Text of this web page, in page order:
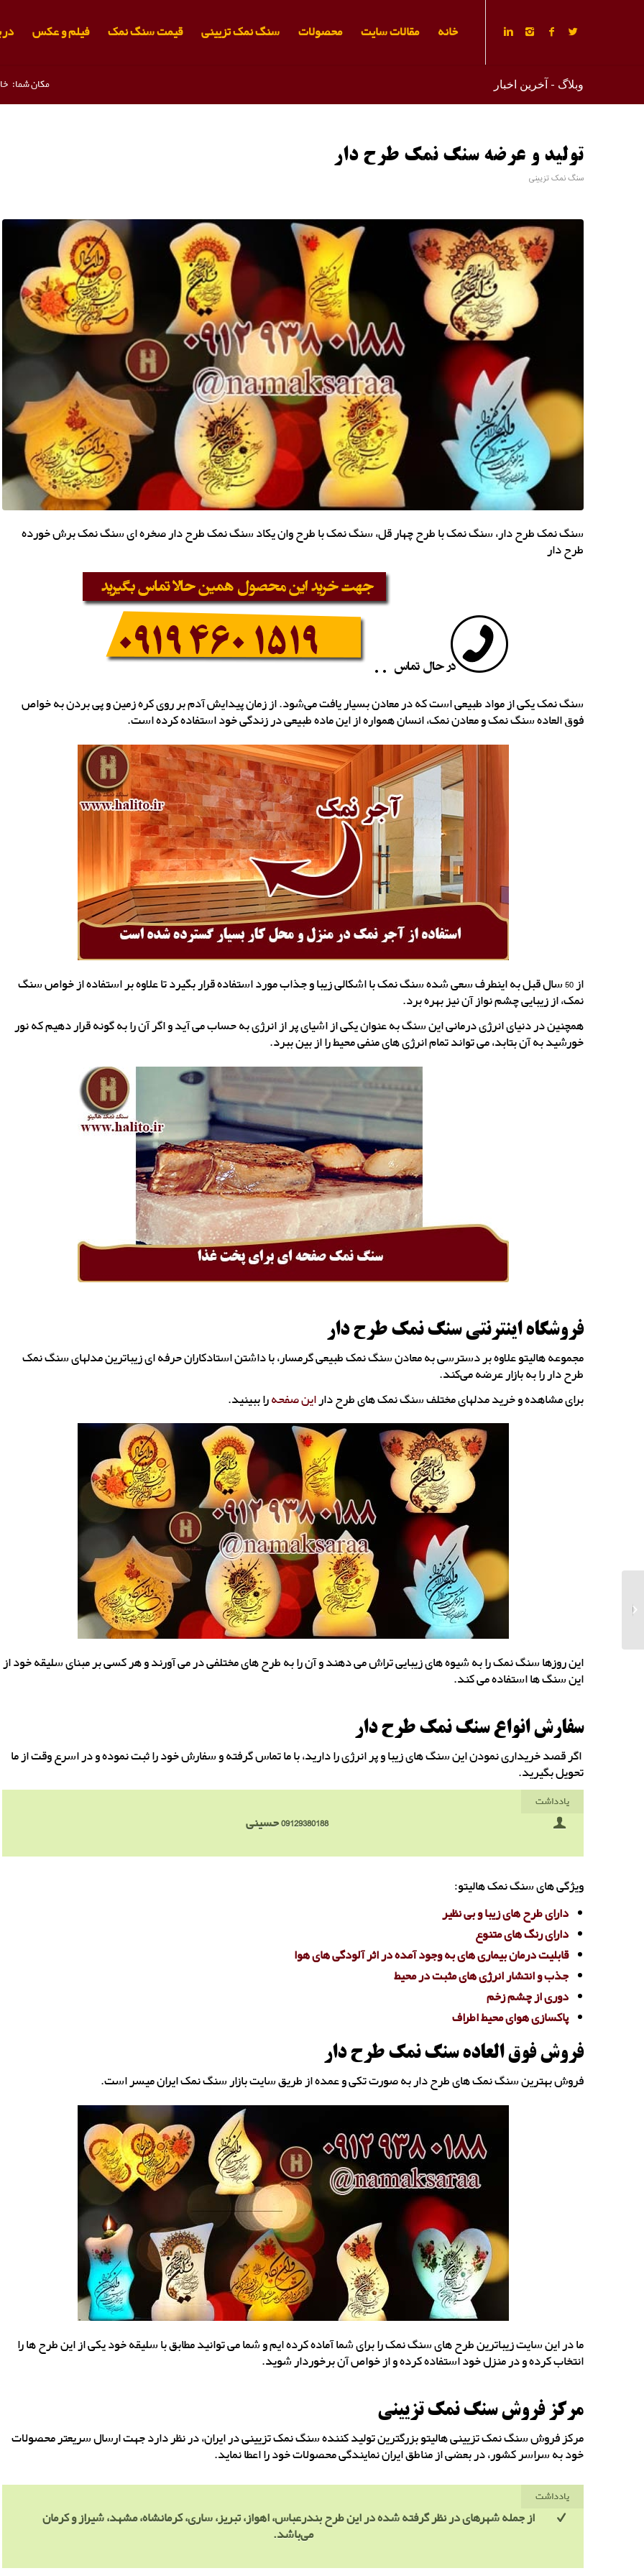
خانه مقالات سایت محصولات سنگ نمک تزیینی قیمت سنگ نمک فیلم و عکس
وبلاگ - آخرین اخبار مکان شما:
تولید و عرضه سنگ نمک طرح دار
سنگ نمک تزیینی
سنگ نمک طرح دار، سنگ نمک با طرح چهار قل، سنگ نمک با طرح وان یکاد سنگ نمک طرح دار صخره ای سنگ نمک برش خورده
طرح دار
سنگ نمک یکی از مواد طبیعی است که در معادن بسیار یافت می‌شود. از زمان پیدایش آدم بر روی کره زمین و پی بردن به خواص
فوق العاده سنگ نمک و معادن نمک، انسان همواره از این ماده طبیعی در زندگی خود استفاده کرده است.
از 50 سال قبل به اینطرف سعی شده سنگ نمک با اشکالی زیبا و جذاب مورد استفاده قرار بگیرد تا علاوه بر استفاده از خواص سنگ
نمک، از زیبایی چشم نواز آن نیز بهره برد.
همچنین در دنیای انرژی درمانی این سنگ به عنوان یکی از اشیای پر از انرژی به حساب می آید و اگر آن را به گونه قرار دهیم که نور
خورشید به آن بتابد، می تواند تمام انرژی های منفی محیط را از بین ببرد.
فروشگاه اینترنتی سنگ نمک طرح دار
مجموعه هالیتو علاوه بر دسترسی به معادن سنگ نمک طبیعی گرمسار، با داشتن استادکاران حرفه ای زیباترین مدلهای سنگ نمک
طرح دار را به بازار عرضه می‌کند.
برای مشاهده و خرید مدلهای مختلف سنگ نمک های طرح داراین صفحهرا ببینید.
این روزها سنگ نمک را به شیوه های زیبایی تراش می دهند و آن را به طرح های مختلفی در می آورند و هر کسی بر مبنای سلیقه خود از
این سنگ ها استفاده می کند.
سفارش انواع سنگ نمک طرح دار
اگر قصد خریداری نمودن این سنگ های زیبا و پر انرژی را دارید، با ما تماس گرفته و سفارش خود را ثبت نموده و در اسرع وقت از ما
تحویل بگیرید.
یادداشت
09129380188حسینی
ویژگی های سنگ نمک هالیتو:
دارای طرح های زیبا و بی نظیر
دارای رنگ های متنوع
قابلیت درمان بیماری های به وجود آمده در اثر آلودگی های هوا
جذب و انتشار انرژی های مثبت در محیط
دوری از چشم زخم
پاکسازی هوای محیط اطراف
فروش فوق العاده سنگ نمک طرح دار
فروش بهترین سنگ نمک های طرح دار به صورت تکی و عمده از طریق سایت بازار سنگ نمک ایران میسر است.
ما در این سایت زیباترین طرح های سنگ نمک را برای شما آماده کرده ایم و شما می توانید مطابق با سلیقه خود یکی از این طرح ها را
انتخاب کرده و در منزل خود استفاده کرده و از خواص آن برخوردار شوید.
مرکز فروش سنگ نمک تزیینی
مرکز فروش سنگ نمک تزیینی هالیتو بزرگترین تولید کننده سنگ نمک تزیینی در ایران، در نظر دارد جهت ارسال سریعتر محصولات
خود به سراسر کشور، در بعضی از مناطق ایران نمایندگی محصولات خود را اعطا نماید.
یادداشت
از جمله شهرهای در نظر گرفته شده در این طرح بندرعباس، اهواز، تبریز، ساری، کرمانشاه، مشهد، شیراز و کرمان
می‌باشد.
خرید سنگ نمک بزرگ